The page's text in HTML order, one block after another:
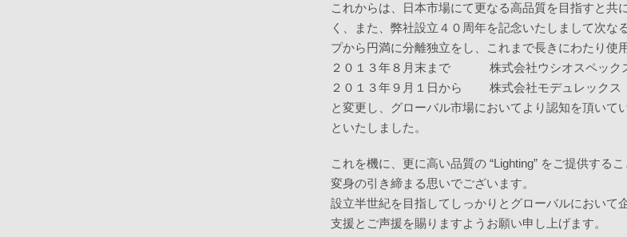
これからは、日本市場にて更なる高品質を目指すと
く、また、弊社設立４０周年を記念いたしまして次
プから円満に分離独立をし、これまで長きにわたり使
２０１３年８月末まで 株式会社ウシオスペック
２０１３年９月１日から 株式会社モデュレックス
と変更し、グローバル市場においてより認知を頂いて
といたしました。
これを機に、更に高い品質の “Lighting” をご提供する
変身の引き締まる思いでございます。
設立半世紀を目指してしっかりとグローバルにおい
支援とご声援を賜りますようお願い申し上げます。